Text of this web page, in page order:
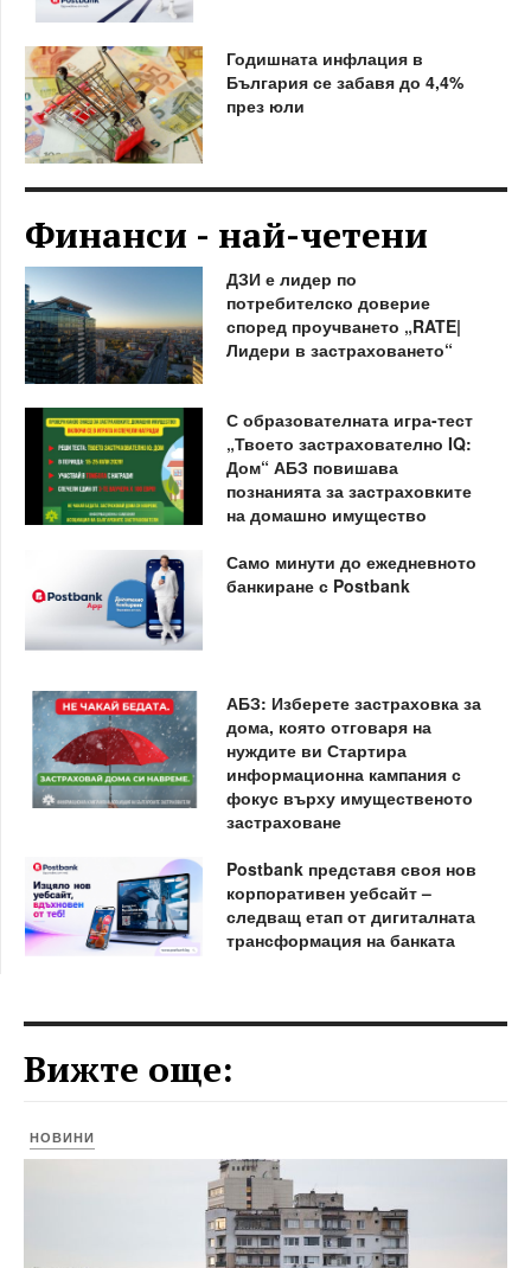
Годишната инфлация в
България се забавя до 4,4%
през юли
Финанси - най-четени
ДЗИ е лидер по
потребителско доверие
според проучването „RATE|
Лидери в застраховането“
С образователната игра-тест
„Твоето застрахователно IQ:
Дом“ АБЗ повишава
познанията за застраховките
на домашно имущество
Само минути до ежедневното
банкиране с Postbank
АБЗ: Изберете застраховка за
дома, която отговаря на
нуждите ви Стартира
информационна кампания с
фокус върху имущественото
застраховане
Postbank представя своя нов
корпоративен уебсайт –
следващ етап от дигиталната
трансформация на банката
Вижте още:
НОВИНИ